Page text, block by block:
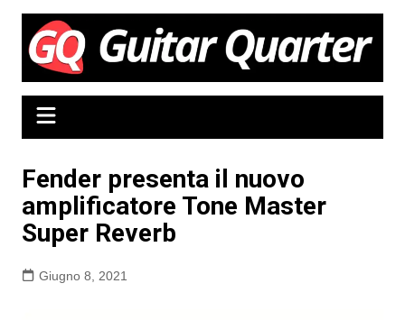
Salta
contenuto
Fender presenta il nuovo
amplificatore Tone Master
Super Reverb
Giugno 8, 2021